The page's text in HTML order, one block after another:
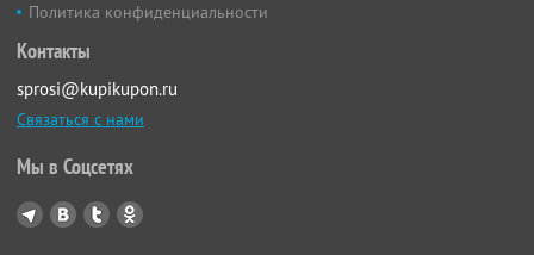
Политика конфиденциальности
Контакты
sprosi@kupikupon.ru
Связаться с нами
Мы в Соцсетях